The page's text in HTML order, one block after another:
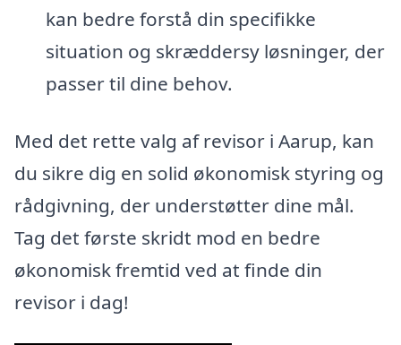
kan bedre forstå din specifikke
situation og skræddersy løsninger, der
passer til dine behov.
Med det rette valg af revisor i Aarup, kan
du sikre dig en solid økonomisk styring og
rådgivning, der understøtter dine mål.
Tag det første skridt mod en bedre
økonomisk fremtid ved at finde din
revisor i dag!